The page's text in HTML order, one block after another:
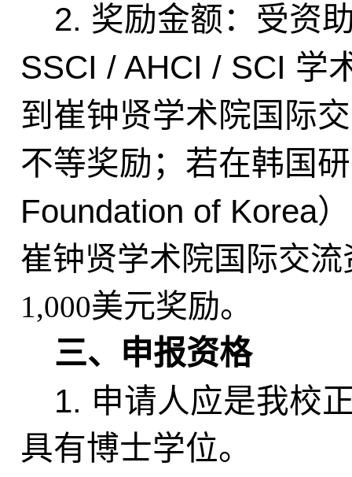
2. 奖励金额：受资
SSCI / AHCI / SCI 学
到崔钟贤学术院国际
不等奖励；若在韩国
Foundation of Korea）
崔钟贤学术院国际交
1,000美元奖励。
三、申报资格
1. 申请人应是我校
具有博士学位。